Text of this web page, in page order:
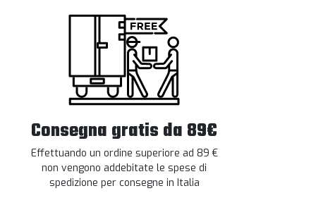
Consegna gratis da 89€
Effettuando un ordine superiore ad 89 €
non vengono addebitate le spese di
spedizione per consegne in Italia